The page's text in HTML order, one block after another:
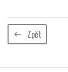
keyboard_backspace Zpět